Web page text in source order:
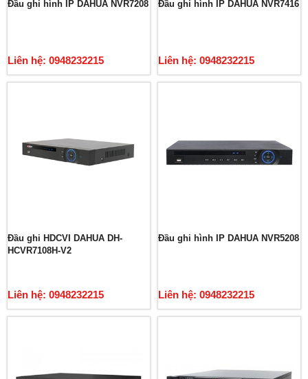
Đầu ghi hình IP DAHUA NVR7208
Liên hệ: 0948232215
Đầu ghi hình IP DAHUA NVR7416
Liên hệ: 0948232215
Đầu ghi HDCVI DAHUA DH-
HCVR7108H-V2
Liên hệ: 0948232215
Đầu ghi hình IP DAHUA NVR5208
Liên hệ: 0948232215